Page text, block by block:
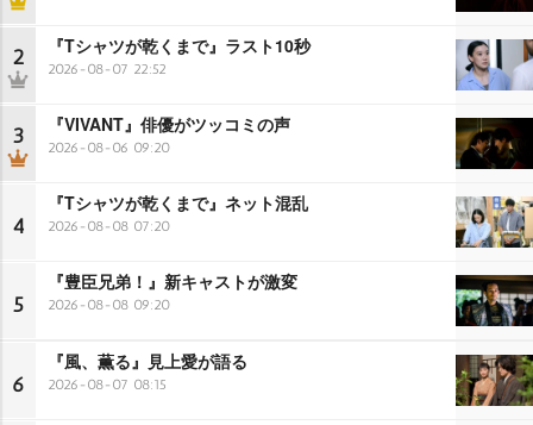
2 『Tシャツが乾くまで』ラスト10秒
2026-08-07 22:52
3 『VIVANT』俳優がツッコミの声
2026-08-06 09:20
4
『Tシャツが乾くまで』ネット混乱
2026-08-08 07:20
5
『豊臣兄弟！』新キャストが激変
2026-08-08 09:20
6
『風、薫る』見上愛が語る
2026-08-07 08:15